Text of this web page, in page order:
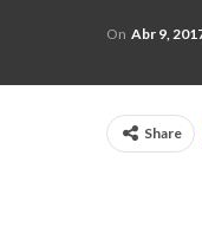
On Abr 9,
Share